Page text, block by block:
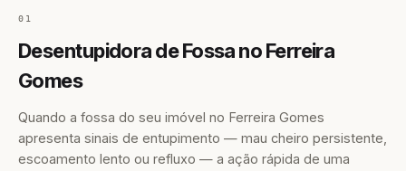
01
Desentupidora de Fossa no Ferreira
Gomes
Quando a fossa do seu imóvel no Ferreira Gomes
apresenta sinais de entupimento — mau cheiro persistente,
escoamento lento ou refluxo — a ação rápida de uma